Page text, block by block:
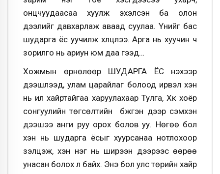
онцчуудаасаа хуулж эхэлсэн ба олон
дээлийг давхарлаж аваад суулаа. Үүнийг бас
шударга ёс уучилж хүлцлээ. Арга нь хуучин ч
зорилго нь ариун юм даа гээд…
Хожмын өрнөлөөр ШУДАРГА ЁС үнэхээр
дээшлээд, улам царайлаг болоод ирвэл хэн
нь илүү хайртайгаа харуулахаар Тулга, Хүүк хоёр
сонгуулийн төгсөлтийн бүжгэн дээр сэмхэн
дээшээ анги руу орох болов уу. Нөгөө бол
хэн нь шударга ёсыг хуурсанаа нотлохоор
үзэлцэж, хэн нэг нь ширээн дээрээс өөрөө
унасан болох л байх. Энэ бол улс төрийн хайр